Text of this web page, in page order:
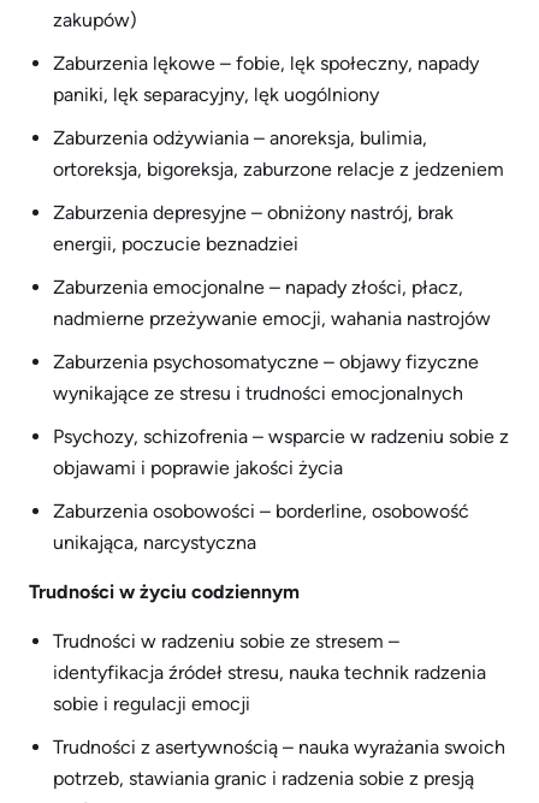
zakupów)
Zaburzenia lękowe – fobie, lęk społeczny, napady
paniki, lęk separacyjny, lęk uogólniony
Zaburzenia odżywiania – anoreksja, bulimia,
ortoreksja, bigoreksja, zaburzone relacje z jedzeniem
Zaburzenia depresyjne – obniżony nastrój, brak
energii, poczucie beznadziei
Zaburzenia emocjonalne – napady złości, płacz,
nadmierne przeżywanie emocji, wahania nastrojów
Zaburzenia psychosomatyczne – objawy fizyczne
wynikające ze stresu i trudności emocjonalnych
Psychozy, schizofrenia – wsparcie w radzeniu sobie z
objawami i poprawie jakości życia
Zaburzenia osobowości – borderline, osobowość
unikająca, narcystyczna
Trudności w życiu codziennym
Trudności w radzeniu sobie ze stresem –
identyfikacja źródeł stresu, nauka technik radzenia
sobie i regulacji emocji
Trudności z asertywnością – nauka wyrażania swoich
potrzeb, stawiania granic i radzenia sobie z presją